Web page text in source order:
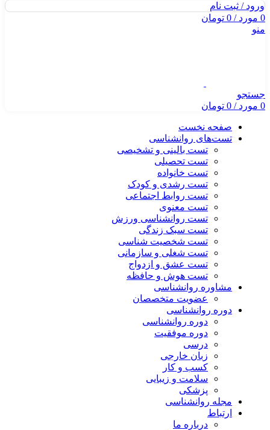
ورود / ثبت نام
0 مورد/
0 تومان
منو
جستجو
0 مورد/
0 تومان
صفحه نخست
تست‌های روانشناسی
تست بالینی و تشخیصی
تست تحصیلی
تست خانواده
تست رشدی و کودک
تست روابط اجتماعی
تست معنوی
تست روانشناسی ورزش
تست سبک زندگی
تست شخصیت شناسی
تست شغلی و سازمانی
تست عشق و ازدواج
تست هوش و حافظه
مشاوره روانشناسی
عضویت متخصصان
دوره روانشناسی
دوره روانشناسی
دوره موفقیت
درسی
زبان خارجی
کسب و کار
سلامت و زیبایی
پزشکی
مجله روانشناسی
ارتباط
درباره ما